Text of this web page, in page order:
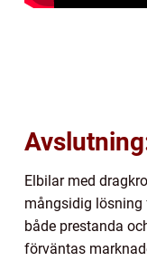
Elbilar med
mångsidig lösning
både prestanda
förväntas